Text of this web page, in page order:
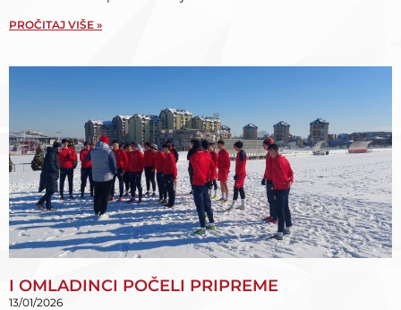
PROČITAJ VIŠE »
I OMLADINCI POČELI PRIPREME
13/01/2026